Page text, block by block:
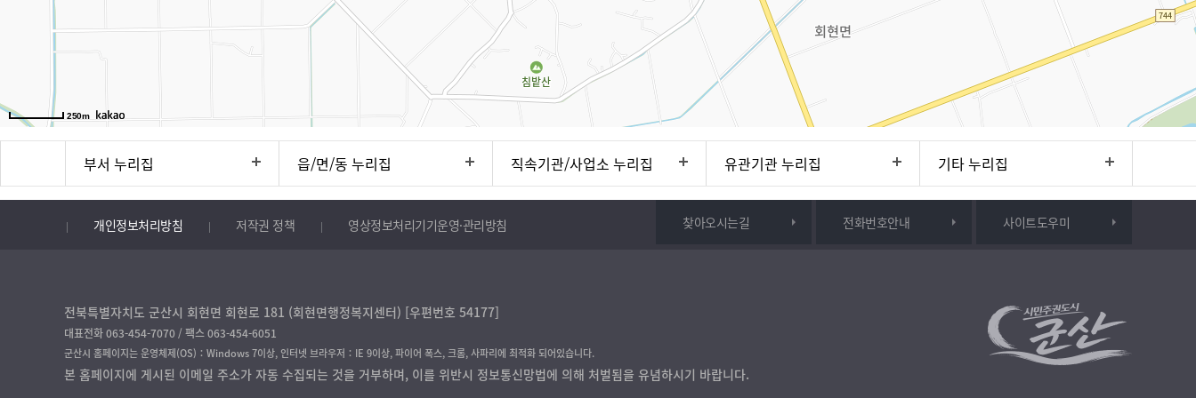
250m
부서 누리집 읍/면/동 누리집 직속기관/사업소 누리집 유관기관 누리집 기타 누리집
개인정보처리방침 저작권 정책 영상정보처리기기운영·관리방침 찾아오시는길 전화번호안내 사이트도우미
전북특별자치도 군산시 회현면 회현로 181 (회현면행정복지센터) [우편번호 54177]
대표전화 063-454-7070 / 팩스 063-454-6051
군산시 홈페이지는 운영체제(OS)：Windows 7이상, 인터넷 브라우저：IE 9이상, 파이어 폭스, 크롬, 사파리에 최적화 되어있습니다.
본 홈페이지에 게시된 이메일 주소가 자동 수집되는 것을 거부하며, 이를 위반시 정보통신망법에 의해 처벌됨을 유념하시기 바랍니다.